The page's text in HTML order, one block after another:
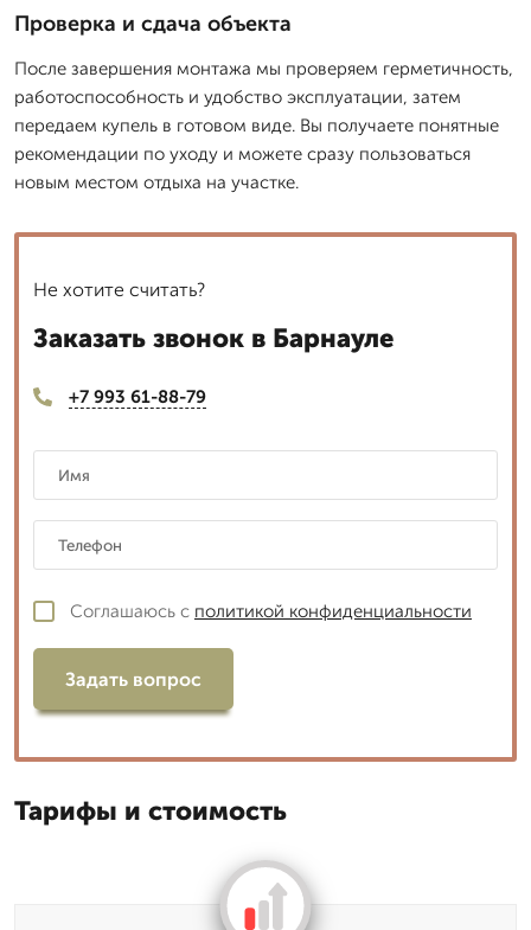
Проверка и сдача объекта
После завершения монтажа мы проверяем герметичность,
работоспособность и удобство эксплуатации, затем
передаем купель в готовом виде. Вы получаете понятные
рекомендации по уходу и можете сразу пользоваться
новым местом отдыха на участке.
Не хотите считать?
Заказать звонок в Барнауле
+7 993 61-88-79
Соглашаюсь с политикой конфиденциальности
Задать вопрос
Тарифы и стоимость